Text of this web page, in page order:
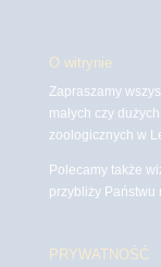
O witrynie
Zapraszamy
małych czy
zoologicznych w
Polecamy także
przybliży Państwu
PRYWATNOŚĆ